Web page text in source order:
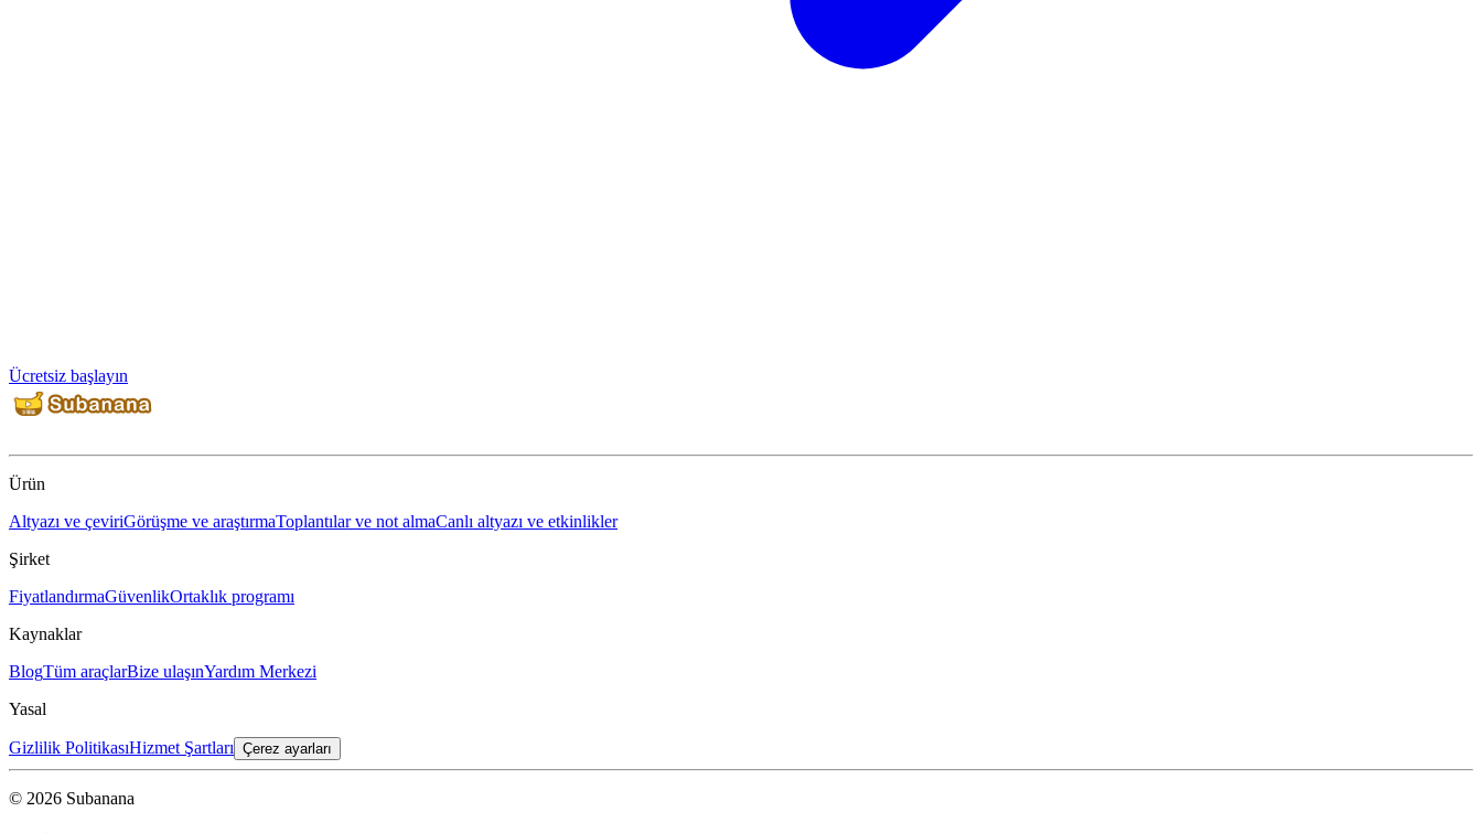
Ücretsiz başlayın
Ürün
Altyazı ve çeviriGörüşme ve araştırmaToplantılar ve not almaCanlı altyazı ve etkinlikler
Şirket
FiyatlandırmaGüvenlikOrtaklık programı
Kaynaklar
BlogTüm araçlarBize ulaşınYardım Merkezi
Yasal
Gizlilik PolitikasıHizmet Şartları Çerez ayarları
© 2026 Subanana